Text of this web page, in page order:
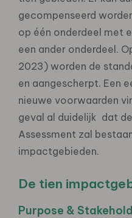
gecompenseerd
op één onderdeel met
een ander onderdeel.
2023) worden de
en aangescherpt. Een
nieuwe voorwaarden
geval al duidelijk dat
Assessment zal
impactgebieden.
De tien
Purpose &